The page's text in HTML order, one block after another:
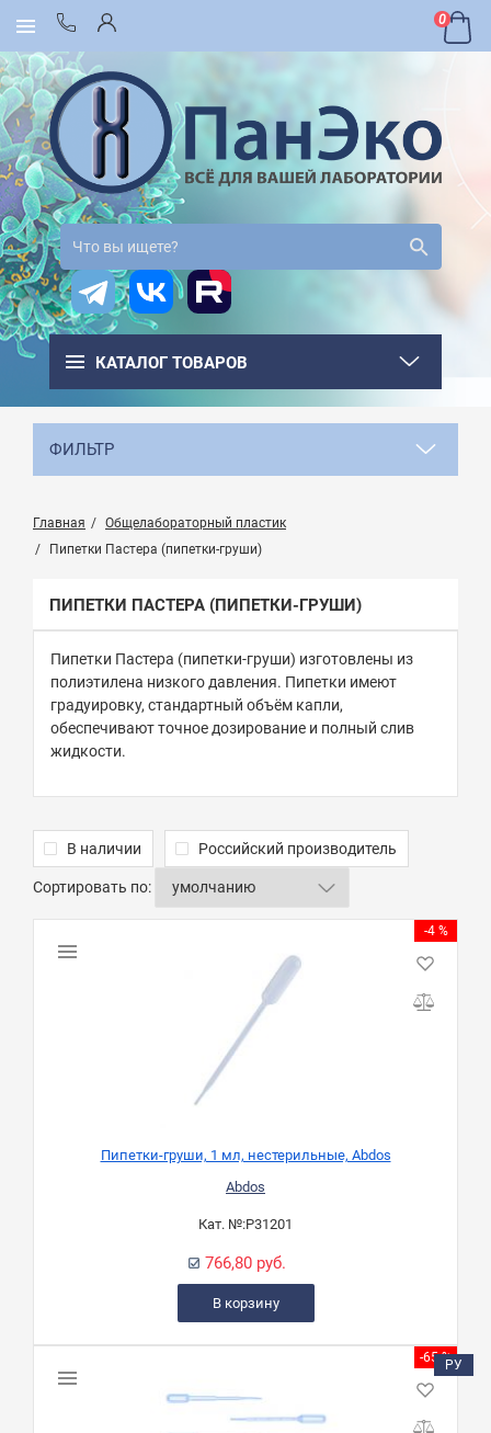
0
КАТАЛОГ ТОВАРОВ
ФИЛЬТР
Главная
Общелабораторный пластик
Пипетки Пастера (пипетки-груши)
ПИПЕТКИ ПАСТЕРА (ПИПЕТКИ-ГРУШИ)
Пипетки Пастера (пипетки-груши) изготовлены из
полиэтилена низкого давления. Пипетки имеют
градуировку, стандартный объём капли,
обеспечивают точное дозирование и полный слив
жидкости.
В наличии Российский производитель
Сортировать по:
-4 %
Пипетки-груши, 1 мл, нестерильные, Abdos
Abdos
Кат. №:P31201
766,80 руб.
В корзину
-65 %РУ